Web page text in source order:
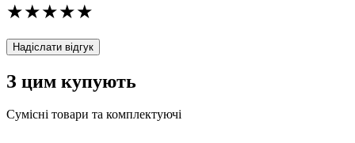
★★★★★
Надіслати відгук
З цим купують
Сумісні товари та комплектуючі